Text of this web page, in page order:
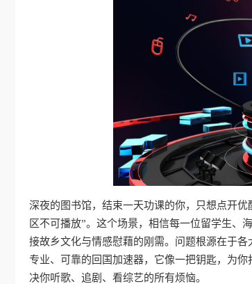
深夜的图书馆，结束一天功课的你，只想点开
区不可播放”。这个场景，相信每一位留学生、
接故乡文化与情感慰藉的刚需。问题根源在于
专业、可靠的回国加速器，它像一把钥匙，为
决你听歌、追剧、看综艺的所有烦恼。